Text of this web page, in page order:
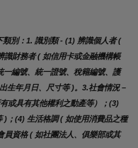
別：1. 識別類 - (1) 辨識個人者 (
識財務者 ( 如信用卡或金融機構帳
編號、統一證號、稅籍編號、護
生年月日、尺寸等 )。3.社會情況 –
或具有其他權利之動產等）；(3)
)；(4) 生活格調 ( 如使用消費品之種
員資格 ( 如社團法人、俱樂部或其